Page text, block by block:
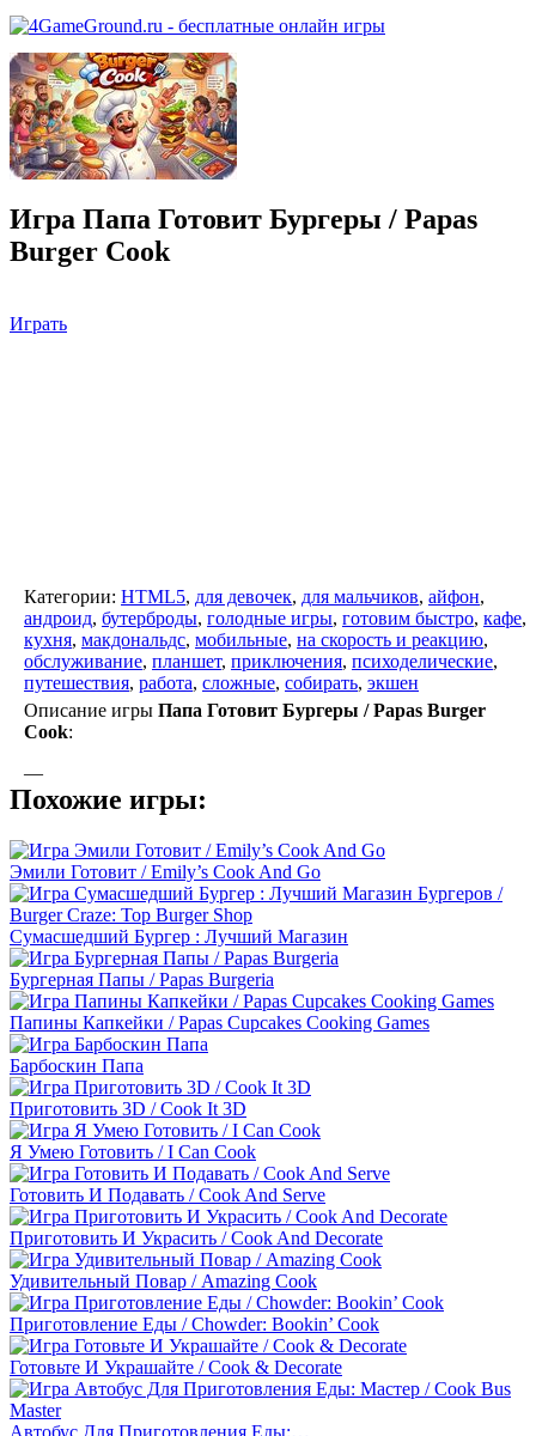
Игра Папа Готовит Бургеры / Papas
Burger Cook
Играть
Категории: HTML5, для девочек, для мальчиков, айфон,
андроид, бутерброды, голодные игры, готовим быстро, кафе,
кухня, макдональдс, мобильные, на скорость и реакцию,
обслуживание, планшет, приключения, психоделические,
путешествия, работа, сложные, собирать, экшен
Описание игры Папа Готовит Бургеры / Papas Burger
Cook:
—
Похожие игры:
Эмили Готовит / Emily’s Cook And Go
Сумасшедший Бургер : Лучший Магазин
Бургерная Папы / Papas Burgeria
Папины Капкейки / Papas Cupcakes Cooking Games
Барбоскин Папа
Приготовить 3D / Cook It 3D
Я Умею Готовить / I Can Cook
Готовить И Подавать / Cook And Serve
Приготовить И Украсить / Cook And Decorate
Удивительный Повар / Amazing Cook
Приготовление Еды / Chowder: Bookin’ Cook
Готовьте И Украшайте / Cook & Decorate
Автобус Для Приготовления Еды:…